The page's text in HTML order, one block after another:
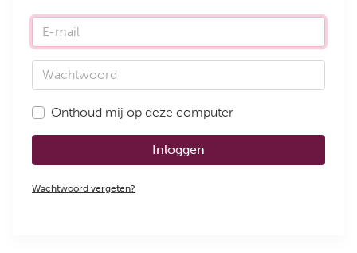
E-mail
Wachtwoord
Onthoud mij op deze computer
Inloggen
Wachtwoord vergeten?